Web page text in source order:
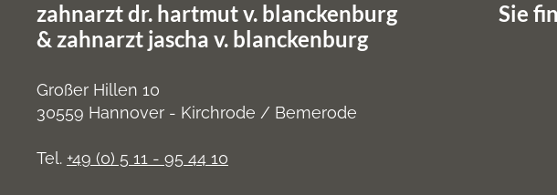
zahnarzt dr. hartmut v. blanckenburg
& zahnarzt jascha v. blanckenburg
Großer Hillen 10
30559 Hannover - Kirchrode / Bemerode
Tel. +49 (0) 5 11 - 95 44 10
Sie